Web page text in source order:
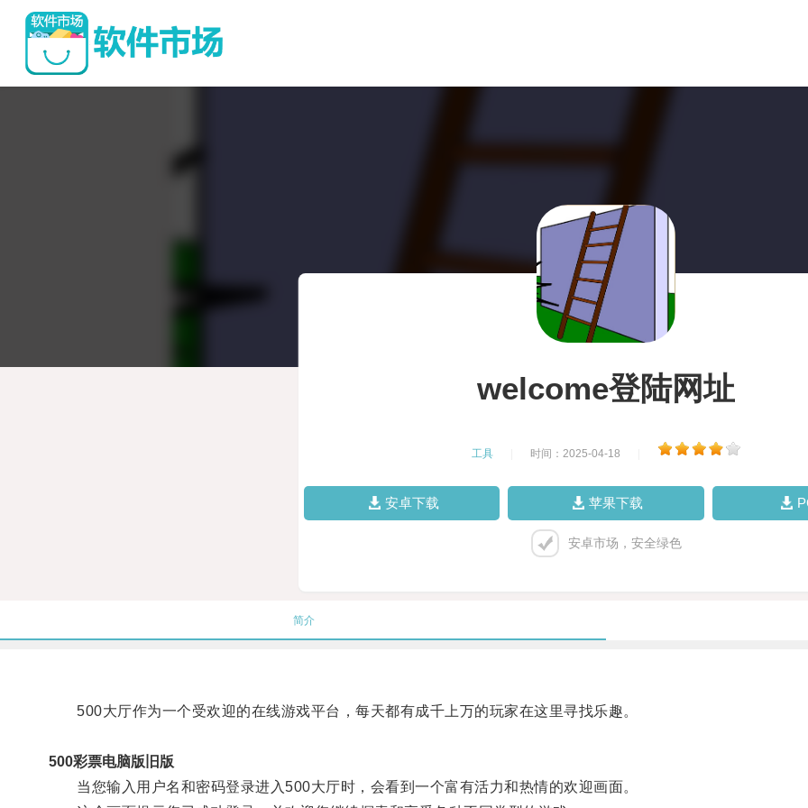
welcome登陆网址
工具 时间：2025-04-18
安卓下载 苹果下载
安卓市场，安全绿色
简介
500大厅作为一个受欢迎的在线游戏平台，每天都有成千上万的玩家在这里寻找乐趣。
500彩票电脑版旧版
当您输入用户名和密码登录进入500大厅时，会看到一个富有活力和热情的欢迎画面。